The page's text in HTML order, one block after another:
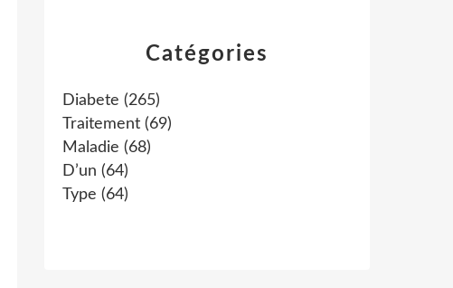
Catégories
Diabete (265)
Traitement (69)
Maladie (68)
D’un (64)
Type (64)